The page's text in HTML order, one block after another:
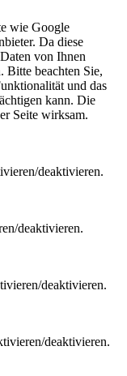
wie Google
Da diese
von Ihnen
Bitte beachten Sie,
und das
kann. Die
Seite wirksam.
deaktivieren.
deaktivieren.
deaktivieren.
deaktivieren.